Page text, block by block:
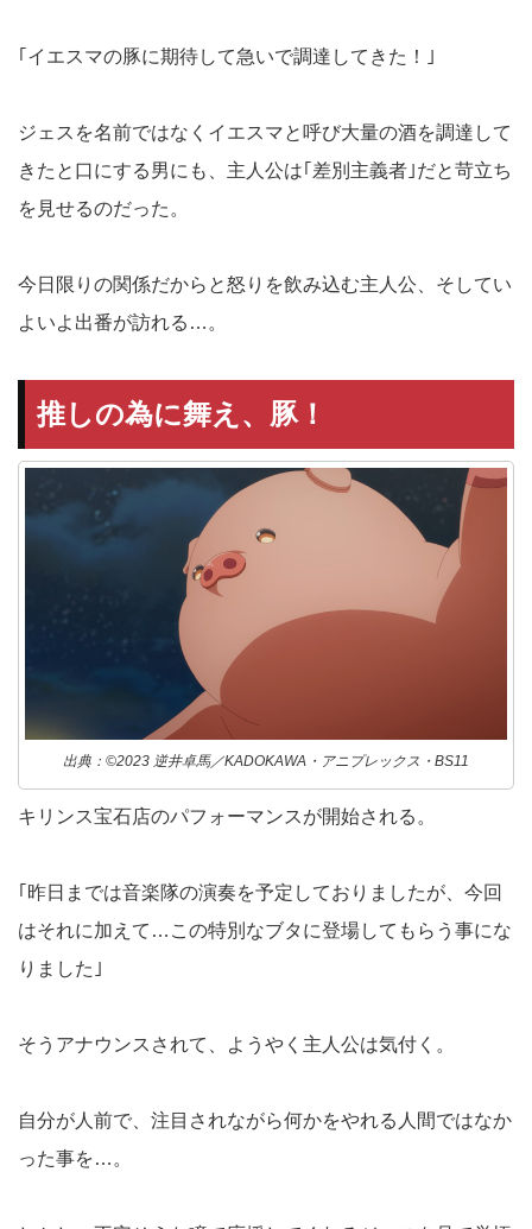
｢イエスマの豚に期待して急いで調達してきた！｣
ジェスを名前ではなくイエスマと呼び大量の酒を調達して
きたと口にする男にも、主人公は｢差別主義者｣だと苛立ち
を見せるのだった。
今日限りの関係だからと怒りを飲み込む主人公、そしてい
よいよ出番が訪れる…。
推しの為に舞え、豚！
出典：©2023 逆井卓馬／KADOKAWA・アニプレックス・BS11
キリンス宝石店のパフォーマンスが開始される。
｢昨日までは音楽隊の演奏を予定しておりましたが、今回
はそれに加えて…この特別なブタに登場してもらう事にな
りました｣
そうアナウンスされて、ようやく主人公は気付く。
自分が人前で、注目されながら何かをやれる人間ではなか
った事を…。